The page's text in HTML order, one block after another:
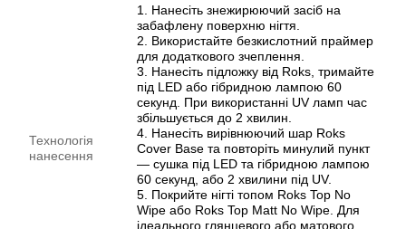
Технологія
нанесення
1. Нанесіть знежирюючий засіб на
забафлену поверхню нігтя.
2. Використайте безкислотний праймер
для додаткового зчеплення.
3. Нанесіть підложку від Roks, тримайте
під LED або гібридною лампою 60
секунд. При використанні UV ламп час
збільшується до 2 хвилин.
4. Нанесіть вирівнюючий шар Roks
Cover Base та повторіть минулий пункт
— сушка під LED та гібридною лампою
60 секунд, або 2 хвилини під UV.
5. Покрийте нігті топом Roks Top No
Wipe або Roks Top Matt No Wipe. Для
ідеального глянцевого або матового